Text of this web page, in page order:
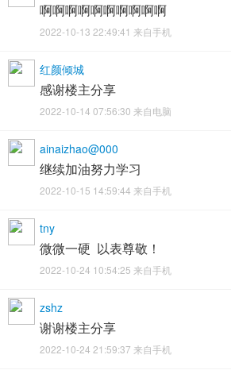
啊啊啊啊啊啊啊啊啊啊
2022-10-13 22:49:41 来自手机
红颜倾城
感谢楼主分享
2022-10-14 07:56:30 来自电脑
ainaizhao@000
继续加油努力学习
2022-10-15 14:59:44 来自手机
tny
微微一硬 以表尊敬！
2022-10-24 10:54:25 来自手机
zshz
谢谢楼主分享
2022-10-24 21:59:37 来自手机